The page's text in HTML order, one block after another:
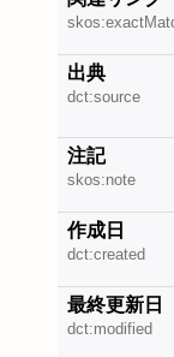
出典
dct:source
注記
skos:note
作成日
dct:created
最終更新日
dct:modified